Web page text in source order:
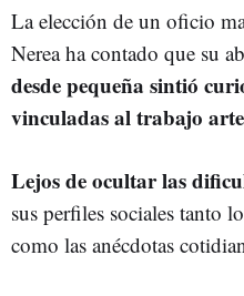
La elección de un oficio
Nerea ha contado que su
desde pequeña sintió
vinculadas al trabajo
Lejos de ocultar las
sus perfiles sociales tanto
como las anécdotas